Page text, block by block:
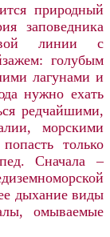
природный
заповедника
линии с
голубым
лагунами и
нужно ехать
редчайшими,
морскими
только
Сначала –
дыхание виды
омываемые